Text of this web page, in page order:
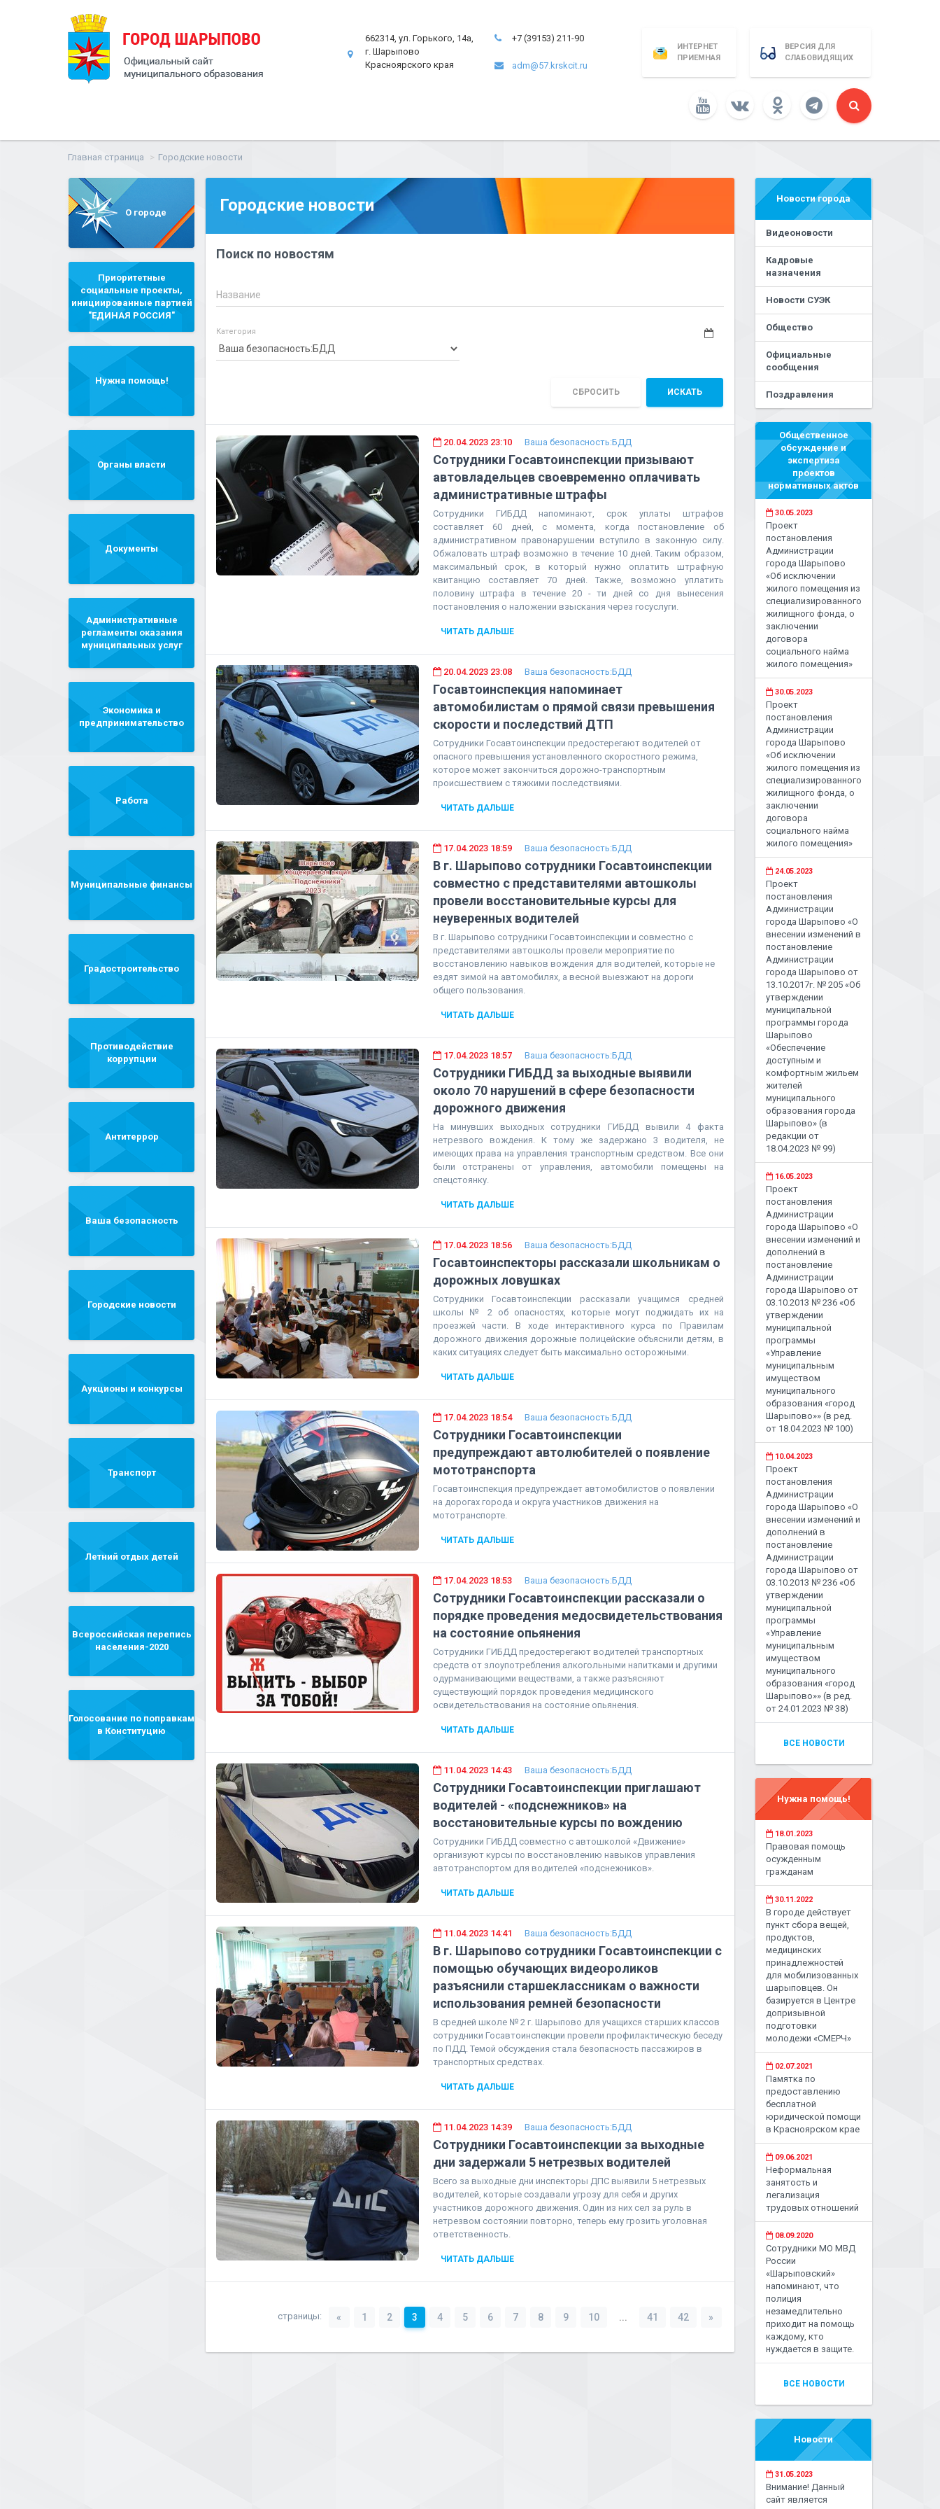
662314, ул. Горького, 14а,
г. Шарыпово
Красноярского края
+7 (39153) 211-90
adm@57.krskcit.ru
ИНТЕРНЕТ
ПРИЕМНАЯ
ВЕРСИЯ ДЛЯ
СЛАБОВИДЯЩИХ
Главная страница Городские новости
О городе
Приоритетные
социальные проекты,
инициированные партией
"ЕДИНАЯ РОССИЯ"
Нужна помощь!
Органы власти
Документы
Административные
регламенты оказания
муниципальных услуг
Экономика и
предпринимательство
Работа
Муниципальные финансы
Градостроительство
Противодействие
коррупции
Антитеррор
Ваша безопасность
Городские новости
Аукционы и конкурсы
Транспорт
Летний отдых детей
Всероссийская перепись
населения-2020
Голосование по поправкам
в Конституцию
Городские новости
Поиск по новостям
Название
Категория
СБРОСИТЬ ИСКАТЬ
20.04.2023 23:10 Ваша безопасность:БДД
Сотрудники Госавтоинспекции призывают
автовладельцев своевременно оплачивать
административные штрафы
Сотрудники ГИБДД напоминают, срок уплаты штрафов
составляет 60 дней, с момента, когда постановление об
административном правонарушении вступило в законную силу.
Обжаловать штраф возможно в течение 10 дней. Таким образом,
максимальный срок, в который нужно оплатить штрафную
квитанцию составляет 70 дней. Также, возможно уплатить
половину штрафа в течение 20 - ти дней со дня вынесения
постановления о наложении взыскания через госуслуги.
ЧИТАТЬ ДАЛЬШЕ
20.04.2023 23:08 Ваша безопасность:БДД
Госавтоинспекция напоминает
автомобилистам о прямой связи превышения
скорости и последствий ДТП
Сотрудники Госавтоинспекции предостерегают водителей от
опасного превышения установленного скоростного режима,
которое может закончиться дорожно-транспортным
происшествием с тяжкими последствиями.
ЧИТАТЬ ДАЛЬШЕ
17.04.2023 18:59 Ваша безопасность:БДД
В г. Шарыпово сотрудники Госавтоинспекции
совместно с представителями автошколы
провели восстановительные курсы для
неуверенных водителей
В г. Шарыпово сотрудники Госавтоинспекции и совместно с
представителями автошколы провели мероприятие по
восстановлению навыков вождения для водителей, которые не
ездят зимой на автомобилях, а весной выезжают на дороги
общего пользования.
ЧИТАТЬ ДАЛЬШЕ
17.04.2023 18:57 Ваша безопасность:БДД
Сотрудники ГИБДД за выходные выявили
около 70 нарушений в сфере безопасности
дорожного движения
На минувших выходных сотрудники ГИБДД вывили 4 факта
нетрезвого вождения. К тому же задержано 3 водителя, не
имеющих права на управления транспортным средством. Все они
были отстранены от управления, автомобили помещены на
спецстоянку.
ЧИТАТЬ ДАЛЬШЕ
17.04.2023 18:56 Ваша безопасность:БДД
Госавтоинспекторы рассказали школьникам о
дорожных ловушках
Сотрудники Госавтоинспекции рассказали учащимся средней
школы № 2 об опасностях, которые могут поджидать их на
проезжей части. В ходе интерактивного курса по Правилам
дорожного движения дорожные полицейские объяснили детям, в
каких ситуациях следует быть максимально осторожными.
ЧИТАТЬ ДАЛЬШЕ
17.04.2023 18:54 Ваша безопасность:БДД
Сотрудники Госавтоинспекции
предупреждают автолюбителей о появление
мототранспорта
Госавтоинспекция предупреждает автомобилистов о появлении
на дорогах города и округа участников движения на
мототранспорте.
ЧИТАТЬ ДАЛЬШЕ
17.04.2023 18:53 Ваша безопасность:БДД
Сотрудники Госавтоинспекции рассказали о
порядке проведения медосвидетельствования
на состояние опьянения
Сотрудники ГИБДД предостерегают водителей транспортных
средств от злоупотребления алкогольными напитками и другими
одурманивающими веществами, а также разъясняют
существующий порядок проведения медицинского
освидетельствования на состояние опьянения.
ЧИТАТЬ ДАЛЬШЕ
11.04.2023 14:43 Ваша безопасность:БДД
Сотрудники Госавтоинспекции приглашают
водителей - «подснежников» на
восстановительные курсы по вождению
Сотрудники ГИБДД совместно с автошколой «Движение»
организуют курсы по восстановлению навыков управления
автотранспортом для водителей «подснежников».
ЧИТАТЬ ДАЛЬШЕ
11.04.2023 14:41 Ваша безопасность:БДД
В г. Шарыпово сотрудники Госавтоинспекции с
помощью обучающих видеороликов
разъяснили старшеклассникам о важности
использования ремней безопасности
В средней школе № 2 г. Шарыпово для учащихся старших классов
сотрудники Госавтоинспекции провели профилактическую беседу
по ПДД. Темой обсуждения стала безопасность пассажиров в
транспортных средствах.
ЧИТАТЬ ДАЛЬШЕ
11.04.2023 14:39 Ваша безопасность:БДД
Сотрудники Госавтоинспекции за выходные
дни задержали 5 нетрезвых водителей
Всего за выходные дни инспекторы ДПС выявили 5 нетрезвых
водителей, которые создавали угрозу для себя и других
участников дорожного движения. Один из них сел за руль в
нетрезвом состоянии повторно, теперь ему грозить уголовная
ответственность.
ЧИТАТЬ ДАЛЬШЕ
страницы: « 1 2 3 4 5 6 7 8 9 10 ... 41 42 »
Новости города
Видеоновости
Кадровые
назначения
Новости СУЭК
Общество
Официальные
сообщения
Поздравления
Общественное
обсуждение и
экспертиза
проектов
нормативных актов
30.05.2023
Проект
постановления
Администрации
города Шарыпово
«Об исключении
жилого помещения из
специализированного
жилищного фонда, о
заключении
договора
социального найма
жилого помещения»
30.05.2023
Проект
постановления
Администрации
города Шарыпово
«Об исключении
жилого помещения из
специализированного
жилищного фонда, о
заключении
договора
социального найма
жилого помещения»
24.05.2023
Проект
постановления
Администрации
города Шарыпово «О
внесении изменений в
постановление
Администрации
города Шарыпово от
13.10.2017г. № 205 «Об
утверждении
муниципальной
программы города
Шарыпово
«Обеспечение
доступным и
комфортным жильем
жителей
муниципального
образования города
Шарыпово» (в
редакции от
18.04.2023 № 99)
16.05.2023
Проект
постановления
Администрации
города Шарыпово «О
внесении изменений и
дополнений в
постановление
Администрации
города Шарыпово от
03.10.2013 № 236 «Об
утверждении
муниципальной
программы
«Управление
муниципальным
имуществом
муниципального
образования «город
Шарыпово»» (в ред.
от 18.04.2023 № 100)
10.04.2023
Проект
постановления
Администрации
города Шарыпово «О
внесении изменений и
дополнений в
постановление
Администрации
города Шарыпово от
03.10.2013 № 236 «Об
утверждении
муниципальной
программы
«Управление
муниципальным
имуществом
муниципального
образования «город
Шарыпово»» (в ред.
от 24.01.2023 № 38)
ВСЕ НОВОСТИ
Нужна помощь!
18.01.2023
Правовая помощь
осужденным
гражданам
30.11.2022
В городе действует
пункт сбора вещей,
продуктов,
медицинских
принадлежностей
для мобилизованных
шарыповцев. Он
базируется в Центре
допризывной
подготовки
молодежи «СМЕРЧ»
02.07.2021
Памятка по
предоставлению
бесплатной
юридической помощи
в Красноярском крае
09.06.2021
Неформальная
занятость и
легализация
трудовых отношений
08.09.2020
Сотрудники МО МВД
России
«Шарыповский»
напоминают, что
полиция
незамедлительно
приходит на помощь
каждому, кто
нуждается в защите.
ВСЕ НОВОСТИ
Новости
31.05.2023
Внимание! Данный
сайт является